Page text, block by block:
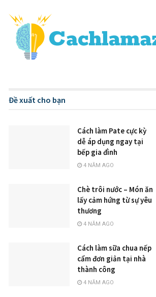
Đề xuất cho bạn
Cách làm Pate cực kỳ
dễ áp dụng ngay tại
bếp gia đình
4 NĂM AGO
Chè trôi nước – Món ăn
lấy cảm hứng từ sự yêu
thương
4 NĂM AGO
Cách làm sữa chua nếp
cẩm đơn giản tại nhà
thành công
4 NĂM AGO